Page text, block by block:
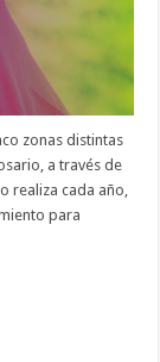
zonas distintas
a través de
realiza cada año,
para